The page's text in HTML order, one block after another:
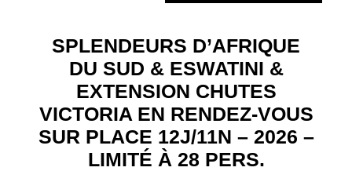
SPLENDEURS D’AFRIQUE
DU SUD & ESWATINI &
EXTENSION CHUTES
VICTORIA EN RENDEZ-VOUS
SUR PLACE 12J/11N – 2026 –
LIMITÉ À 28 PERS.